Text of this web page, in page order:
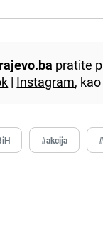
pratite
| Instagram,
#akcija